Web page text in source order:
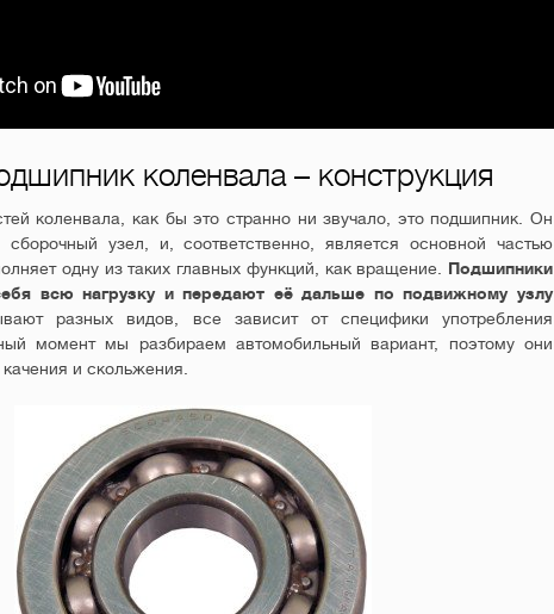
коленвала – конструкция
коленвала, как бы это странно ни звучало, это подшипник. Он
сборочный узел, и, соответственно, является основной частью
одну из таких главных функций, как вращение. Подшипники
всю нагрузку и передают её дальше по подвижному узлу
разных видов, все зависит от специфики употребления
момент мы разбираем автомобильный вариант, поэтому они
и скольжения.